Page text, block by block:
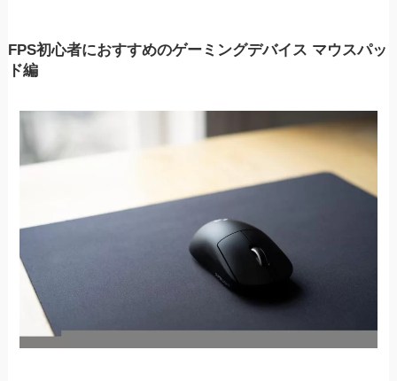
FPS初心者におすすめのゲーミングデバイス マウスパッ
ド編